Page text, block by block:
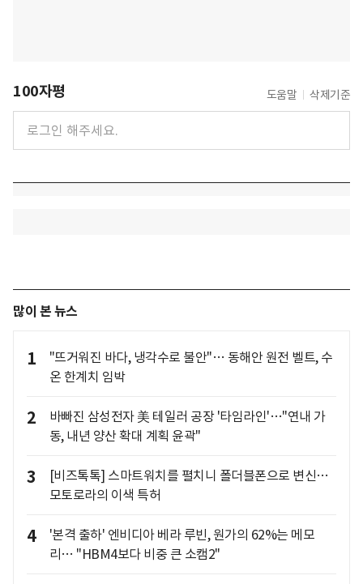
100자평 도움말 삭제기준
많이 본 뉴스
1
"뜨거워진 바다, 냉각수로 불안"… 동해안 원전 벨트, 수
온 한계치 임박
2
바빠진 삼성전자 美 테일러 공장 '타임라인'…"연내 가
동, 내년 양산 확대 계획 윤곽"
3
[비즈톡톡] 스마트워치를 펼치니 폴더블폰으로 변신…
모토로라의 이색 특허
4
'본격 출하' 엔비디아 베라 루빈, 원가의 62%는 메모
리… "HBM4보다 비중 큰 소캠2"